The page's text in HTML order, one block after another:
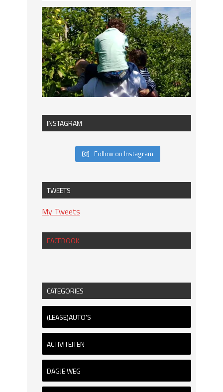
INSTAGRAM
Follow on Instagram
TWEETS
My Tweets
FACEBOOK
CATEGORIES
(LEASE)AUTO'S
ACTIVITEITEN
DAGJE WEG